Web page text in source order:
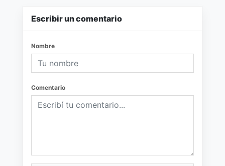
Escribir un comentario
Nombre
Comentario